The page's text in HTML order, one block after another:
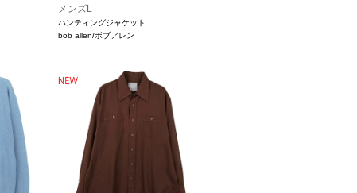
メンズL
ハンティングジャケット
bob allen/ボブアレン